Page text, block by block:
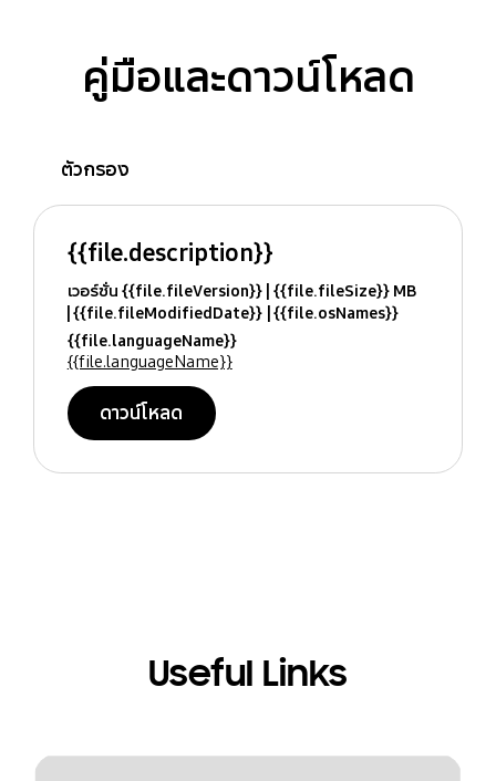
คู่มือและดาวน์โหลด
ตัวกรอง
{{file.description}}
เวอร์ชั่น {{file.fileVersion}} {{file.fileSize}} MB
{{file.fileModifiedDate}} {{file.osNames}}
{{file.languageName}}
{{file.languageName}}
ดาวน์โหลด
Useful Links